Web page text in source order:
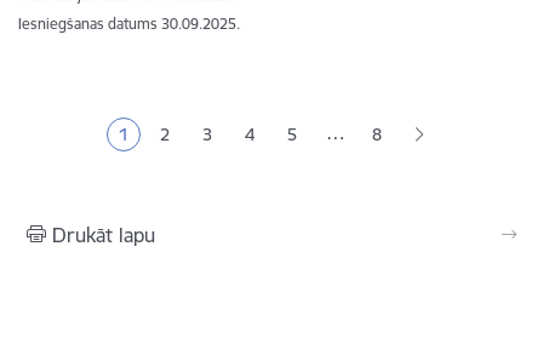
Iesniegšanas datums 30.09.2025.
Pašreizējā lapa
1 Lapa
2 Lapa
3 Lapa
4 Lapa
5 … 8
Drukāt lapu